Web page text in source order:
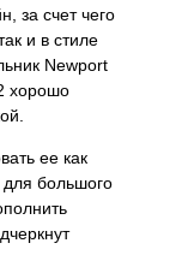
за счет чего
и в стиле
Newport
хорошо
ее как
большого